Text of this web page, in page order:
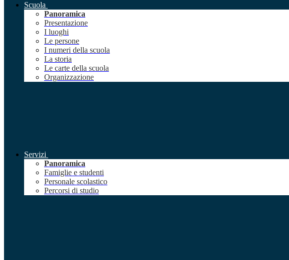
Scuola
Panoramica
Presentazione
I luoghi
Le persone
I numeri della scuola
La storia
Le carte della scuola
Organizzazione
Servizi
Panoramica
Famiglie e studenti
Personale scolastico
Percorsi di studio